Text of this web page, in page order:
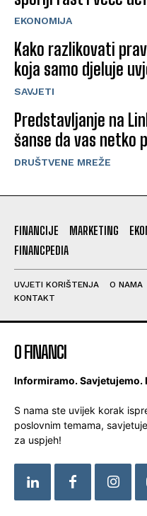
EKONOMIJA
Kako razlikovati
koja samo djeluje
SAVJETI
Predstavljanje na
šanse da vas netko
DRUŠTVENE MREŽE
FINANCIJE MARKETING
FINANCPEDIA
UVJETI KORIŠTENJA O NAMA
KONTAKT
O FINANCI
Informiramo. Savjetujemo.
S nama ste uvijek korak
poslovnim temama,
za uspjeh!